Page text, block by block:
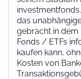
das
gebracht in dem
Fonds / ETFs
kaufen kann,
Kosten von